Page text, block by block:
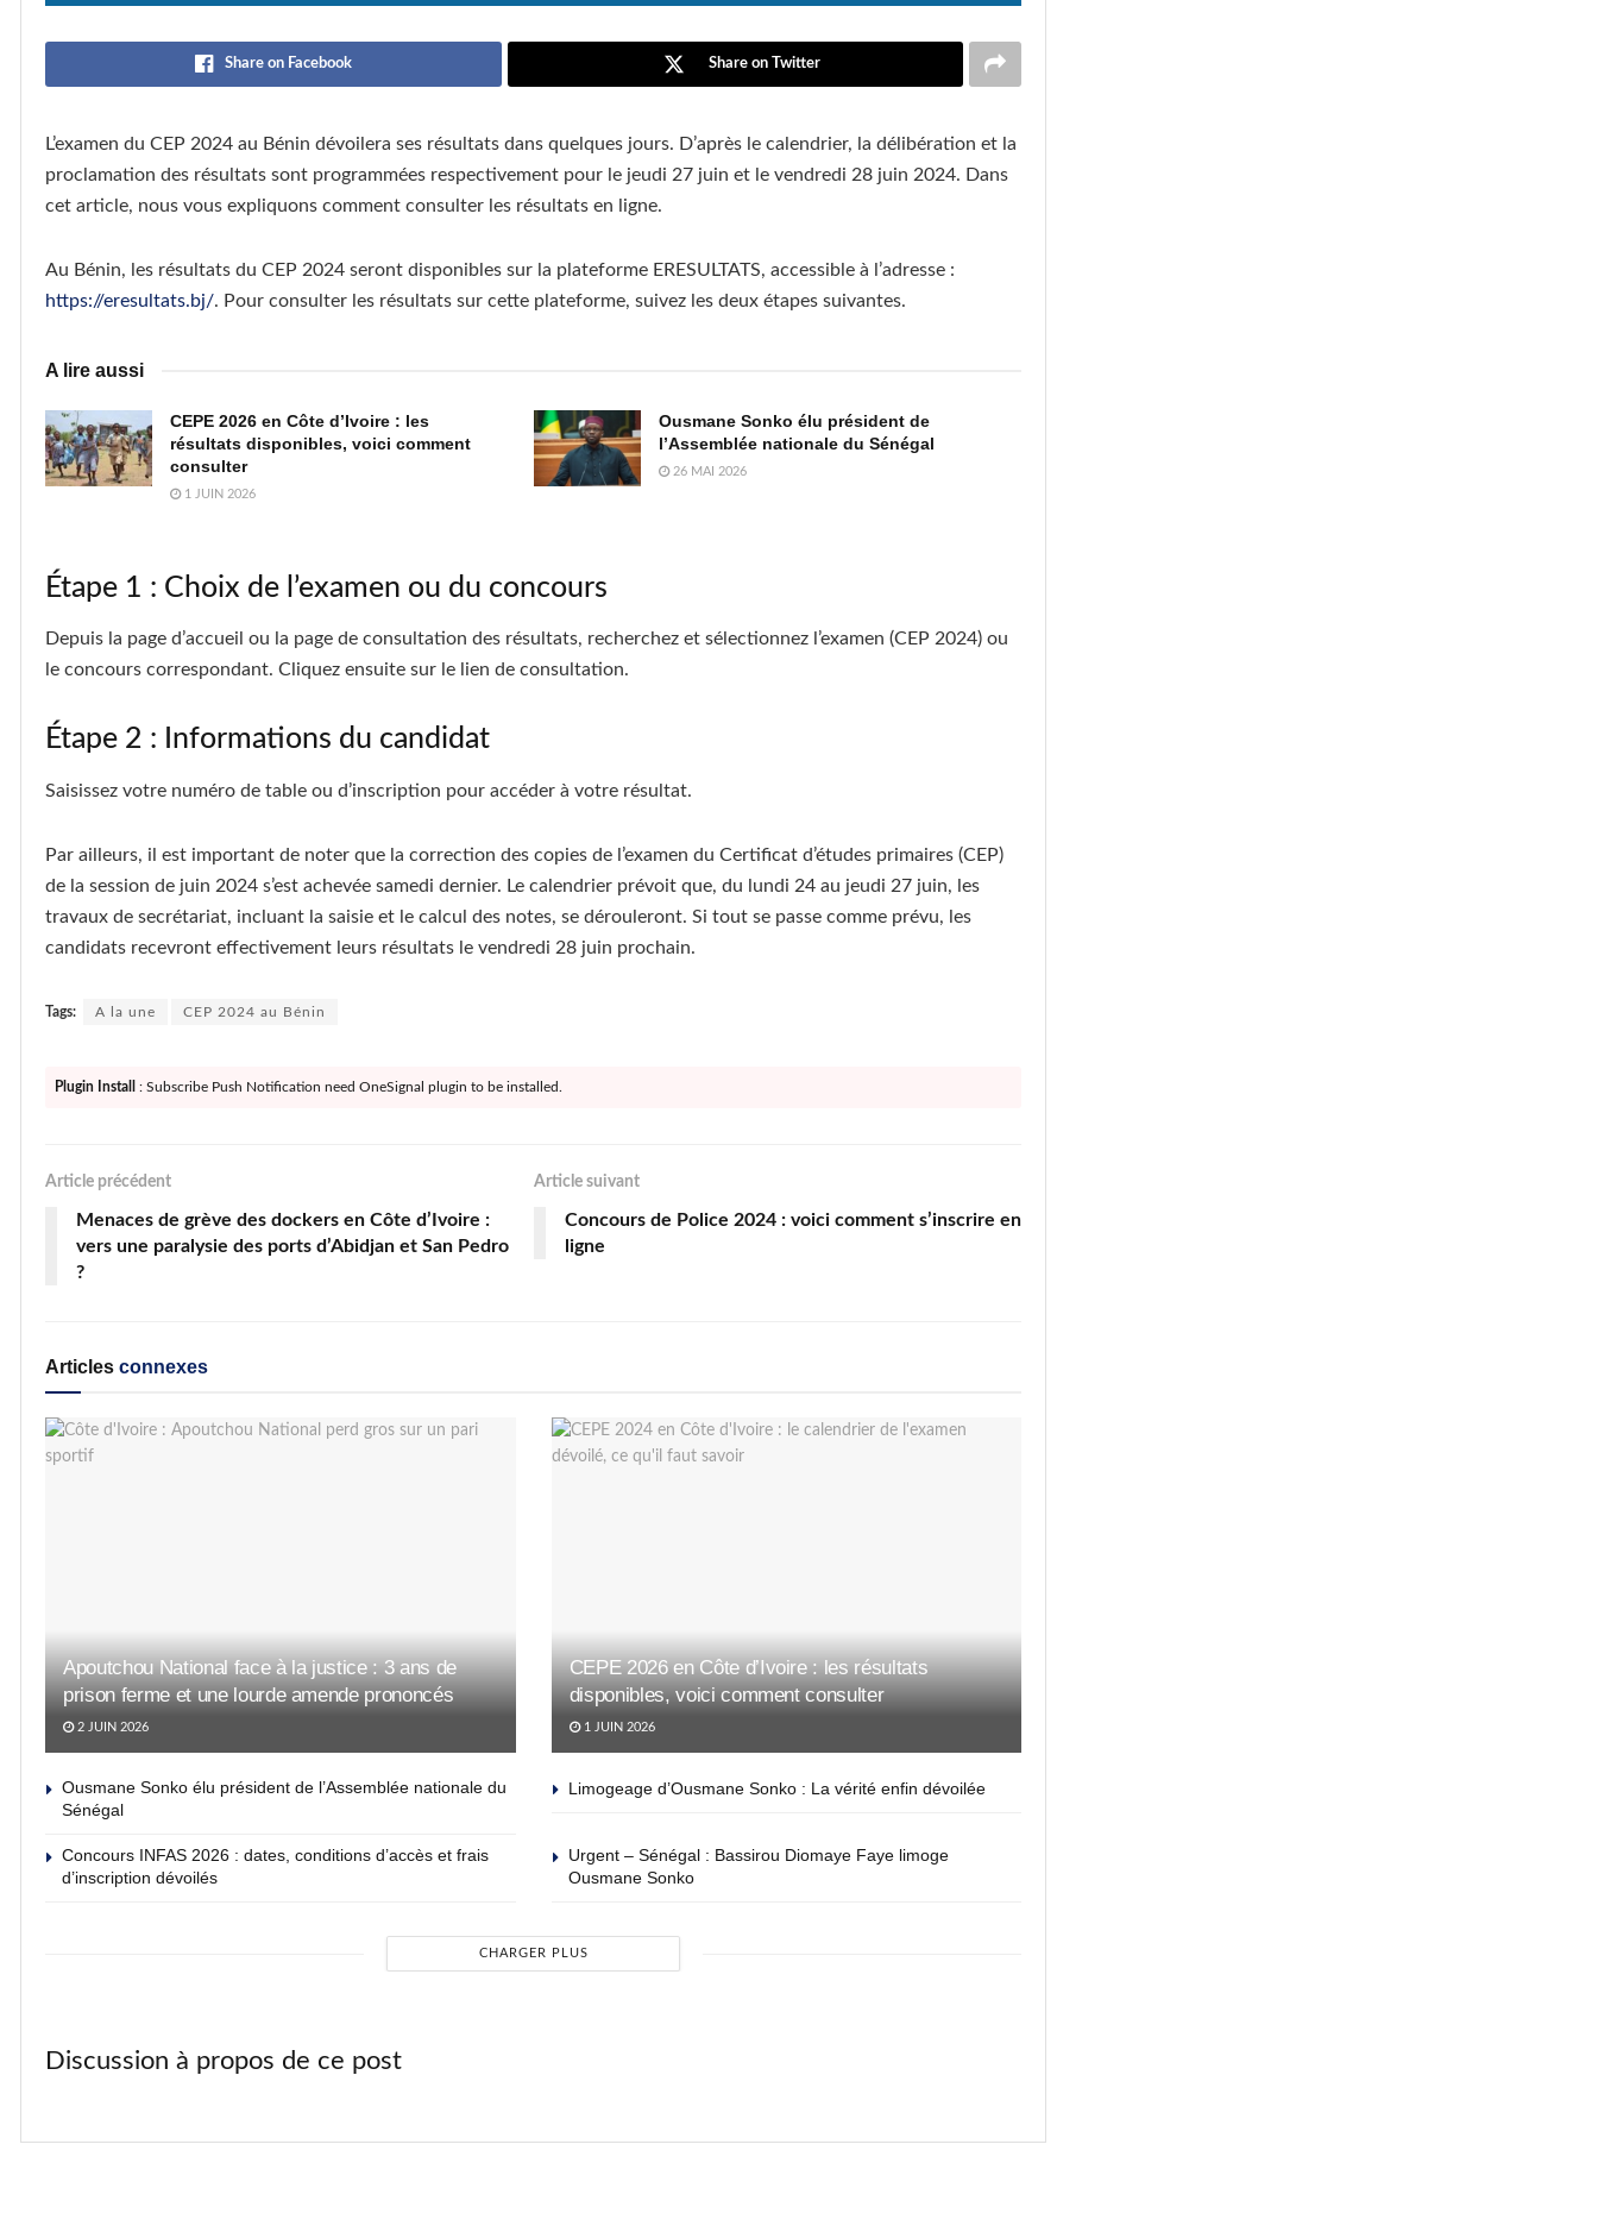
Share on Facebook Share on Twitter
L’examen du CEP 2024 au Bénin dévoilera ses résultats dans quelques jours. D’après le calendrier, la délibération et la
proclamation des résultats sont programmées respectivement pour le jeudi 27 juin et le vendredi 28 juin 2024. Dans
cet article, nous vous expliquons comment consulter les résultats en ligne.
Au Bénin, les résultats du CEP 2024 seront disponibles sur la plateforme ERESULTATS, accessible à l’adresse :
https://eresultats.bj/. Pour consulter les résultats sur cette plateforme, suivez les deux étapes suivantes.
A lire aussi
CEPE 2026 en Côte d’Ivoire : les
résultats disponibles, voici comment
consulter
1 JUIN 2026
Ousmane Sonko élu président de
l’Assemblée nationale du Sénégal
26 MAI 2026
Étape 1 : Choix de l’examen ou du concours
Depuis la page d’accueil ou la page de consultation des résultats, recherchez et sélectionnez l’examen (CEP 2024) ou
le concours correspondant. Cliquez ensuite sur le lien de consultation.
Étape 2 : Informations du candidat
Saisissez votre numéro de table ou d’inscription pour accéder à votre résultat.
Par ailleurs, il est important de noter que la correction des copies de l’examen du Certificat d’études primaires (CEP)
de la session de juin 2024 s’est achevée samedi dernier. Le calendrier prévoit que, du lundi 24 au jeudi 27 juin, les
travaux de secrétariat, incluant la saisie et le calcul des notes, se dérouleront. Si tout se passe comme prévu, les
candidats recevront effectivement leurs résultats le vendredi 28 juin prochain.
Tags: A la une CEP 2024 au Bénin
Plugin Install : Subscribe Push Notification need OneSignal plugin to be installed.
Article précédent
Menaces de grève des dockers en Côte d’Ivoire :
vers une paralysie des ports d’Abidjan et San Pedro
?
Article suivant
Concours de Police 2024 : voici comment s’inscrire en
ligne
Articles connexes
Apoutchou National face à la justice : 3 ans de
prison ferme et une lourde amende prononcés
2 JUIN 2026
CEPE 2026 en Côte d’Ivoire : les résultats
disponibles, voici comment consulter
1 JUIN 2026
Ousmane Sonko élu président de l’Assemblée nationale du
Sénégal
Limogeage d’Ousmane Sonko : La vérité enfin dévoilée
Concours INFAS 2026 : dates, conditions d’accès et frais
d’inscription dévoilés
Urgent – Sénégal : Bassirou Diomaye Faye limoge
Ousmane Sonko
CHARGER PLUS
Discussion à propos de ce post